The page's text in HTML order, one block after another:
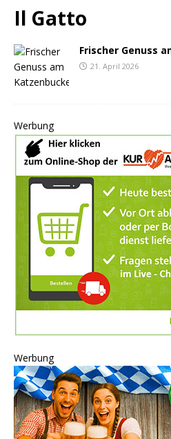
Il Gatto
Frischer Genuss
21. April 2026
Werbung
Werbung